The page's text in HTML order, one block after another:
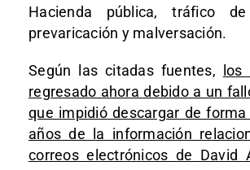
Hacienda pública, tráfico de
prevaricación y malversación.
Según las citadas fuentes,
los
regresado ahora debido a un
que impidió descargar de
años de la información
correos electrónicos de David